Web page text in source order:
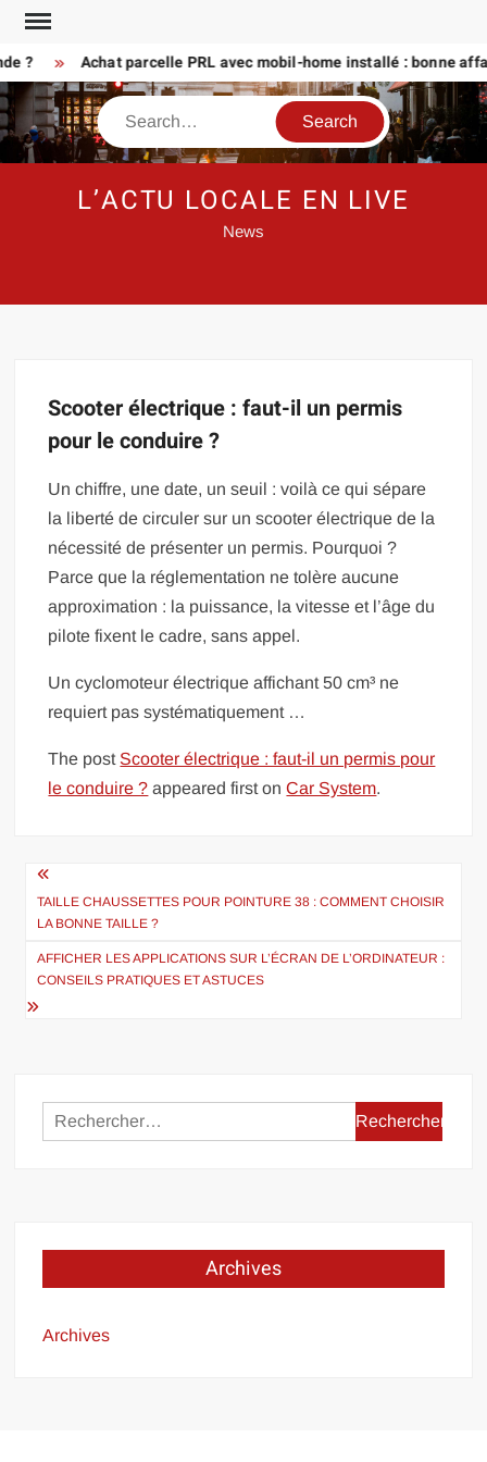
Skip
content
? Achat parcelle PRL avec mobil-home installé : bonne
Search
L’ACTU LOCALE EN LIVE
News
Scooter électrique : faut-il un permis
pour le conduire ?
Un chiffre, une date, un seuil : voilà ce qui sépare
la liberté de circuler sur un scooter électrique de la
nécessité de présenter un permis. Pourquoi ?
Parce que la réglementation ne tolère aucune
approximation : la puissance, la vitesse et l’âge du
pilote fixent le cadre, sans appel.
Un cyclomoteur électrique affichant 50 cm³ ne
requiert pas systématiquement …
The post Scooter électrique : faut-il un permis pour
le conduire ? appeared first onCar System.
Navigation
de
l’article
TAILLE CHAUSSETTES POUR POINTURE 38 : COMMENT CHOISIR
LA BONNE TAILLE ?
AFFICHER LES APPLICATIONS SUR L’ÉCRAN DE L’ORDINATEUR :
CONSEILS PRATIQUES ET ASTUCES
Rechercher :
Archives
Archives